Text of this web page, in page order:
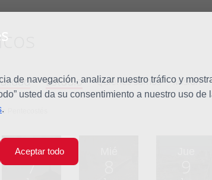
de navegación, analizar nuestro tráfico y
usted da su consentimiento a nuestro uso de
.
Aceptar todo
Estudio Quiénes somos Misión
Pentecostés
Mar
7